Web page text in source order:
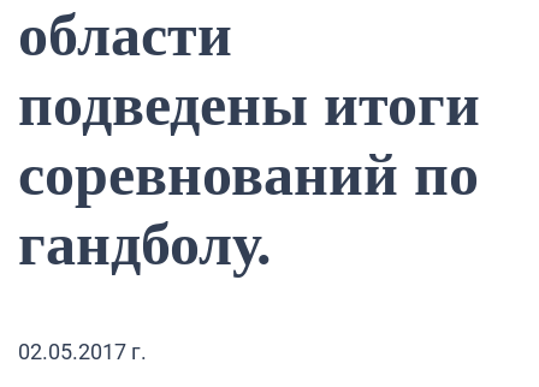
области
подведены итоги
соревнований по
гандболу.
02.05.2017 г.